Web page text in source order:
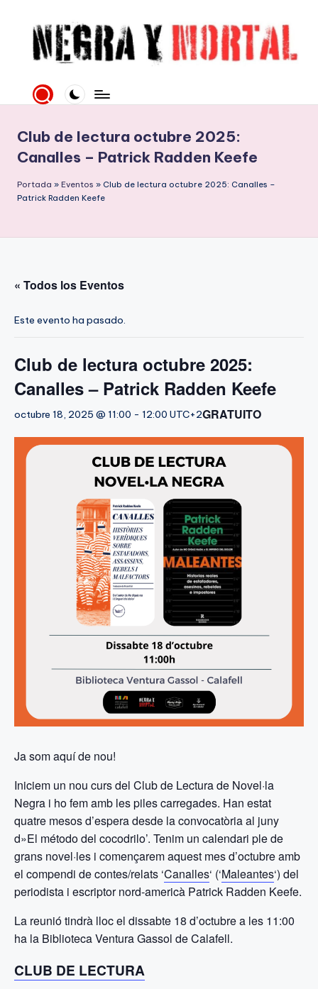
contenido
e
r
y
o
al
literaria
la
Novela
y
Club de lectura octubre 2025:
Canalles – Patrick Radden Keefe
Portada » Eventos » Club de lectura octubre 2025: Canalles –
Patrick Radden Keefe
« Todos los Eventos
Este evento ha pasado.
Club de lectura octubre 2025:
Canalles – Patrick Radden Keefe
octubre 18, 2025 @ 11:00 - 12:00 UTC+2GRATUITO
Ja som aquí de nou!
Iniciem un nou curs del Club de Lectura de Novel·la
Negra i ho fem amb les piles carregades. Han estat
quatre mesos d’espera desde la convocatòria al juny
d»El método del cocodrilo’. Tenim un calendari ple de
grans novel·les i començarem aquest mes d’octubre amb
el compendi de contes/relats ‘Canalles‘ (‘Maleantes‘) del
periodista i escriptor nord-americà Patrick Radden Keefe.
La reunió tindrà lloc el dissabte 18 d’octubre a les 11:00
ha la Biblioteca Ventura Gassol de Calafell.
CLUB DE LECTURA